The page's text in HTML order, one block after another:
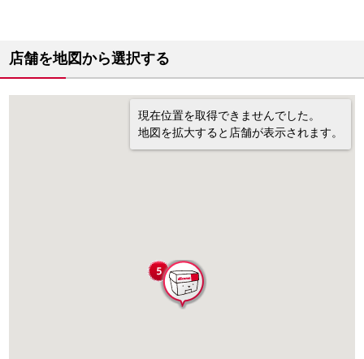
店舗を地図から選択する
現在位置を取得できませんでした。
地図を拡大すると店舗が表示されます。